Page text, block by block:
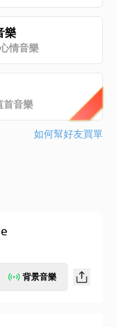
樂
情音樂
首音樂
如何幫好友買單
背景音樂